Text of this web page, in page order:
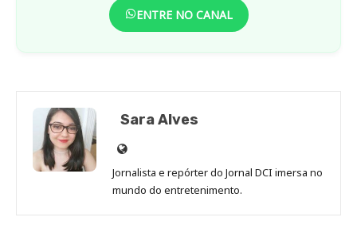
ENTRE NO CANAL
Sara Alves
Site
de
Sara
Jornalista e repórter do Jornal DCI imersa no
mundo do entretenimento.